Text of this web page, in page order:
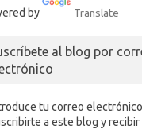
by Translate
al blog por
tu correo
a este blog y recibir